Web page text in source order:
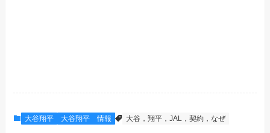
大谷翔平 大谷翔平 情報 大谷，翔平，JAL，契約，なぜ